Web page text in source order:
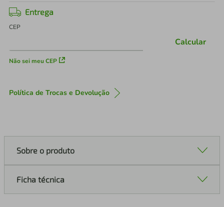
Entrega
CEP
Não sei meu CEP
Calcular
Política de Trocas e Devolução
Sobre o produto
Ficha técnica